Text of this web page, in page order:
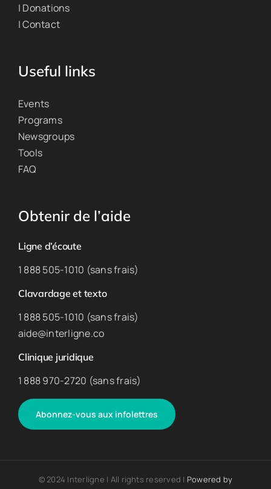
| Donations
| Contact
Useful links
Events
Programs
Newsgroups
Tools
FAQ
Obtenir de l’aide
Ligne d’écoute
1 888 505-1010 (sans frais)
Clavardage et texto
1 888 505-1010 (sans frais)
aide@interligne.co
Clinique juridique
1 888 970-2720 (sans frais)
Abonnez-vous aux infolettres
© 2024 Interligne | All rights reserved | Powered by